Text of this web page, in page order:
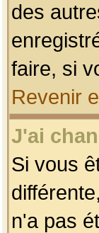
des
faire, si
Revenir
J'ai
Si vous
n'a pas